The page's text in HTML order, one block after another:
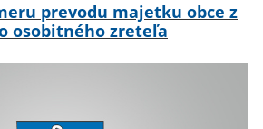
prevodu majetku obce z
osobitného zreteľa